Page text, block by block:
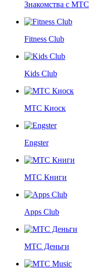
Знакомства с МТС
Fitness Club
Kids Club
МТС Киоск
Engster
МТС Книги
Apps Club
МТС Деньги